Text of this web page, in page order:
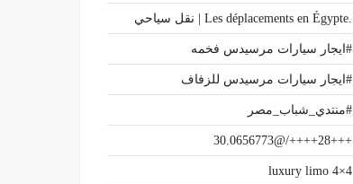
.Les déplacements en Égypte | نقل سياحي
#ايجار سيارات مرسيدس فخمه
#ايجار سيارات مرسيدس للزفاف
#منتدي_شباب_مصر
+++28++++/@30.0656773
4×4 luxury limo